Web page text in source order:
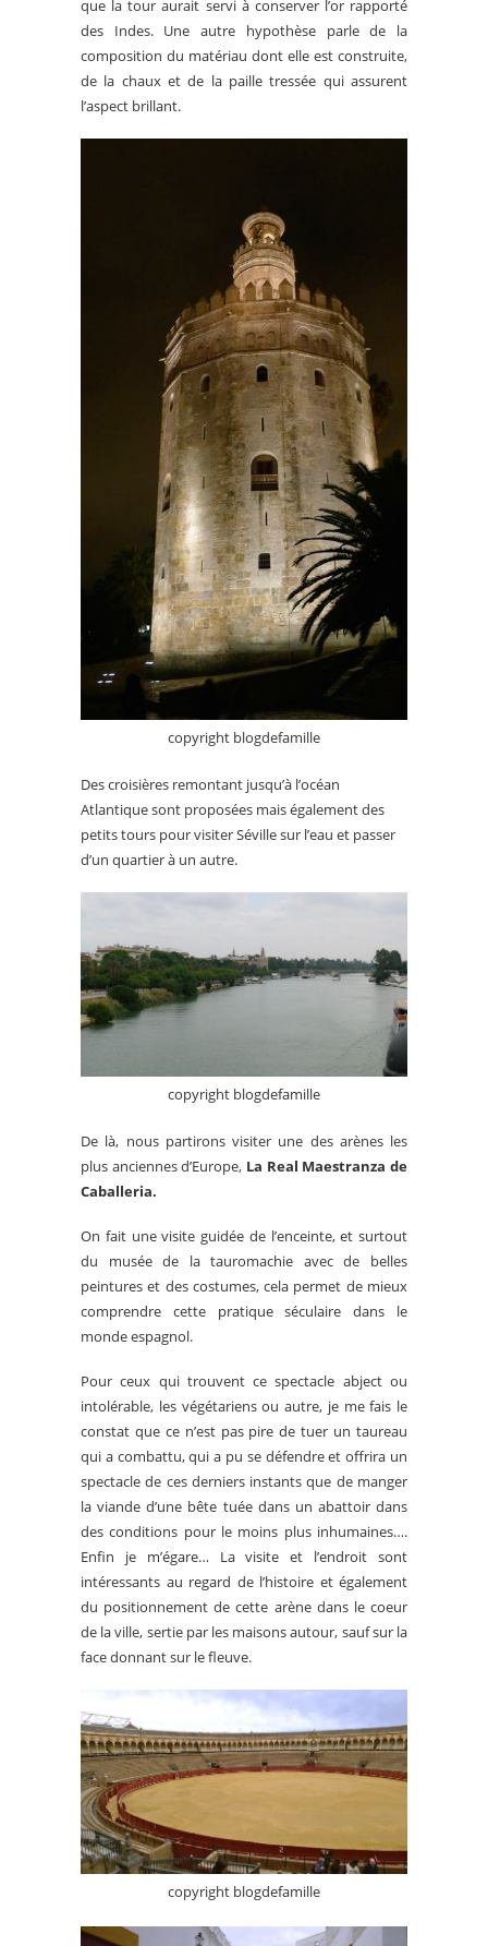
que la tour aurait servi à conserver l’or rapporté
des Indes. Une autre hypothèse parle de la
composition du matériau dont elle est construite,
de la chaux et de la paille tressée qui assurent
l’aspect brillant.
copyright blogdefamille
Des croisières remontant jusqu’à l’océan
Atlantique sont proposées mais également des
petits tours pour visiter Séville sur l’eau et passer
d’un quartier à un autre.
copyright blogdefamille
De là, nous partirons visiter une des arènes les
plus anciennes d’Europe, La Real Maestranza de
Caballeria.
On fait une visite guidée de l’enceinte, et surtout
du musée de la tauromachie avec de belles
peintures et des costumes, cela permet de mieux
comprendre cette pratique séculaire dans le
monde espagnol.
Pour ceux qui trouvent ce spectacle abject ou
intolérable, les végétariens ou autre, je me fais le
constat que ce n’est pas pire de tuer un taureau
qui a combattu, qui a pu se défendre et offrira un
spectacle de ces derniers instants que de manger
la viande d’une bête tuée dans un abattoir dans
des conditions pour le moins plus inhumaines….
Enfin je m’égare… La visite et l’endroit sont
intéressants au regard de l’histoire et également
du positionnement de cette arène dans le coeur
de la ville, sertie par les maisons autour, sauf sur la
face donnant sur le fleuve.
copyright blogdefamille